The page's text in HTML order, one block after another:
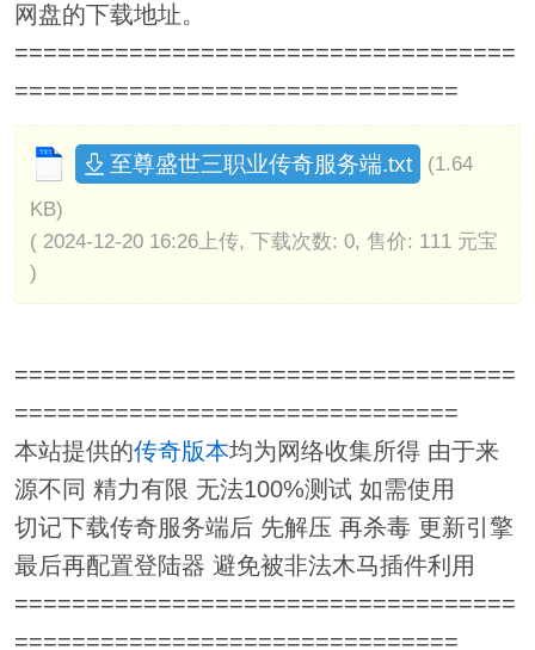
网盘的下载地址。
===================================
===============================
至尊盛世三职业传奇服务端.txt
(1.64
KB)
( 2024-12-20 16:26上传, 下载次数: 0, 售价: 111 元宝
)
===================================
===============================
本站提供的传奇版本均为网络收集所得 由于来
源不同 精力有限 无法100%测试 如需使用
切记下载传奇服务端后 先解压 再杀毒 更新引擎
最后再配置登陆器 避免被非法木马插件利用
===================================
===============================